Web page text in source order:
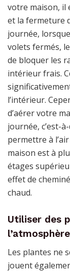
votre maison, il
et la fermeture
journée,
volets fermés,
de bloquer les
intérieur frais.
l’intérieur.
d’aérer votre
journée, c’est-
permettre à
maison est à
étages
effet de
chaud.
Utiliser des
l’atmosphère
Les plantes ne
jouent